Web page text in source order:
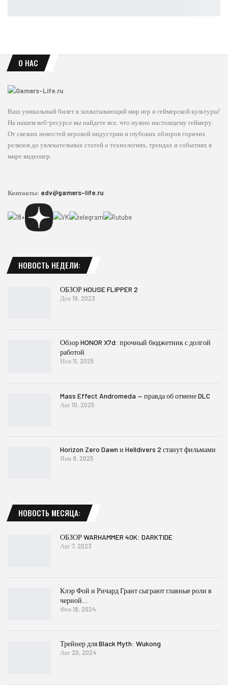
О НАС
Ваш уникальный билет в захватывающий мир игр и геймерской культуры!
На нашем веб-ресурсе вы найдете все, что нужно настоящему геймеру.
От свежих новостей игровой индустрии и глубоких обзоров горячих
релизов до увлекательных статей о технологиях, трендах и событиях в
мире видеоигр.
Контакты: adv@gamers-life.ru
НОВОСТЬ НЕДЕЛИ:
ОБЗОР HOUSE FLIPPER 2
Дек 18, 2023
Обзор HONOR X7d: прочный бюджетник с долгой
работой
Ноя 11, 2025
Mass Effect Andromeda — правда об отмене DLC
Авг 10, 2025
Horizon Zero Dawn и Helldivers 2 станут фильмами
Янв 9, 2025
НОВОСТЬ МЕСЯЦА:
ОБЗОР WARHAMMER 40K: DARKTIDE
Авг 7, 2023
Клэр Фой и Ричард Грант сыграют главные роли в
черной…
Фев 18, 2024
Трейнер для Black Myth: Wukong
Авг 20, 2024